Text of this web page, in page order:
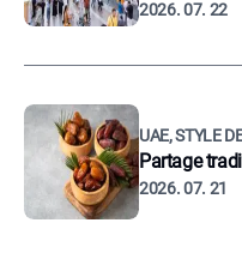
2026. 07. 22
UAE, STYLE
Partage
2026. 07. 21